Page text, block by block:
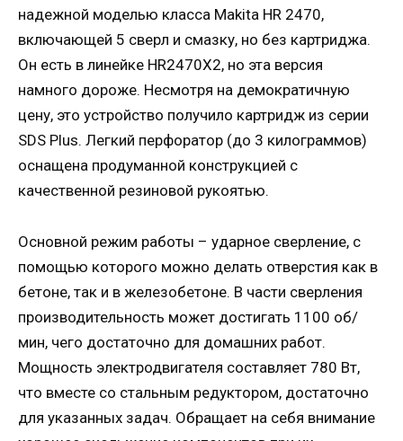
надежной моделью класса Makita HR 2470,
включающей 5 сверл и смазку, но без картриджа.
Он есть в линейке HR2470X2, но эта версия
намного дороже. Несмотря на демократичную
цену, это устройство получило картридж из серии
SDS Plus. Легкий перфоратор (до 3 килограммов)
оснащена продуманной конструкцией с
качественной резиновой рукоятью.
Основной режим работы – ударное сверление, с
помощью которого можно делать отверстия как в
бетоне, так и в железобетоне. В части сверления
производительность может достигать 1100 об/
мин, чего достаточно для домашних работ.
Мощность электродвигателя составляет 780 Вт,
что вместе со стальным редуктором, достаточно
для указанных задач. Обращает на себя внимание